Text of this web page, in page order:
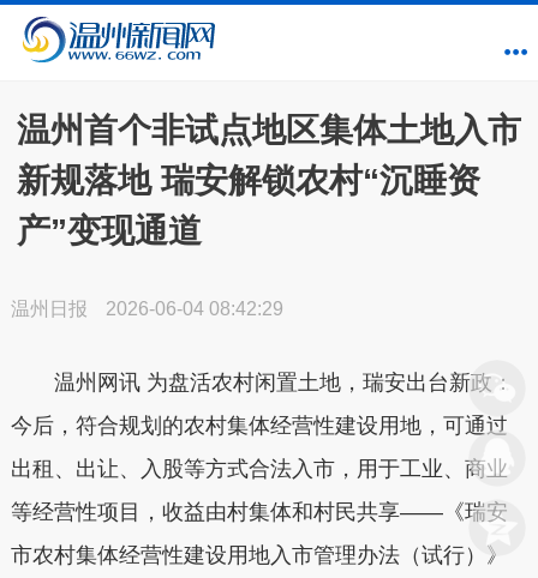
温州首个非试点地区集体土地入市
新规落地 瑞安解锁农村“沉睡资
产”变现通道
温州日报 2026-06-04 08:42:29
温州网讯 为盘活农村闲置土地，瑞安出台新政：
今后，符合规划的农村集体经营性建设用地，可通过
出租、出让、入股等方式合法入市，用于工业、商业
等经营性项目，收益由村集体和村民共享——《瑞安
市农村集体经营性建设用地入市管理办法（试行）》